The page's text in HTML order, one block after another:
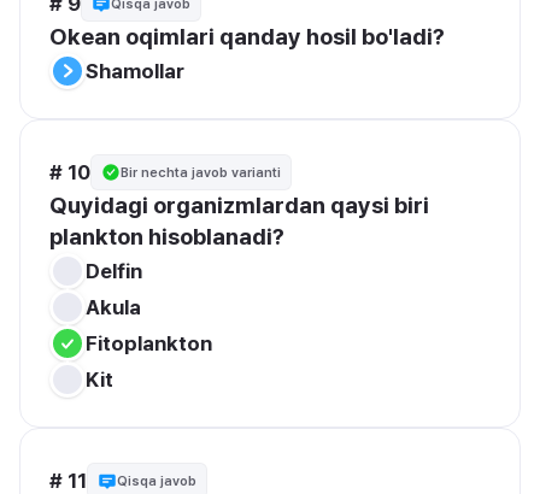
Qisqa javob
Okean oqimlari qanday hosil bo'ladi?
Shamollar
# 10 Bir nechta javob varianti
Quyidagi organizmlardan qaysi biri
plankton hisoblanadi?
Delfin
Akula
Fitoplankton
Kit
# 11 Qisqa javob